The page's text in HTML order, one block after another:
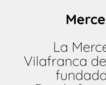
La
Vilafranca
fundada